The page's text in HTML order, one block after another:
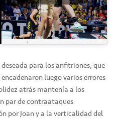
para los anfitriones, que
luego varios errores
atrás mantenía a los
par de contraataques
por Joan y a la verticalidad del